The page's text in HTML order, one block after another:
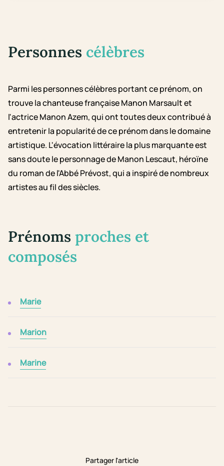
Partager l'article
Personnes célèbres
Parmi les personnes célèbres portant ce prénom, on
trouve la chanteuse française Manon Marsault et
l'actrice Manon Azem, qui ont toutes deux contribué à
entretenir la popularité de ce prénom dans le domaine
artistique. L'évocation littéraire la plus marquante est
sans doute le personnage de Manon Lescaut, héroïne
du roman de l'Abbé Prévost, qui a inspiré de nombreux
artistes au fil des siècles.
Prénoms proches et
composés
Marie
Marion
Marine